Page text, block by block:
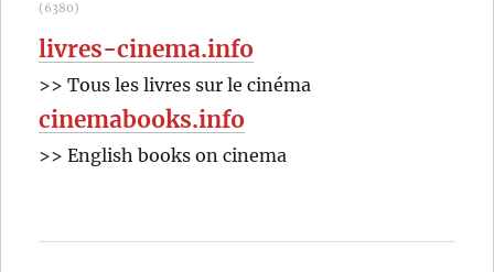
(6380)
livres-cinema.info
>> Tous les livres sur le cinéma
cinemabooks.info
>> English books on cinema